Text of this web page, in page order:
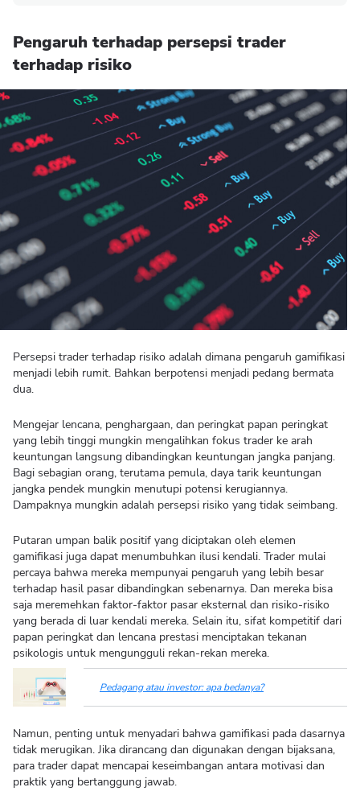
Pengaruh terhadap persepsi trader
terhadap risiko
Persepsi trader terhadap risiko adalah dimana pengaruh gamifikasi
menjadi lebih rumit. Bahkan berpotensi menjadi pedang bermata
dua.
Mengejar lencana, penghargaan, dan peringkat papan peringkat
yang lebih tinggi mungkin mengalihkan fokus trader ke arah
keuntungan langsung dibandingkan keuntungan jangka panjang.
Bagi sebagian orang, terutama pemula, daya tarik keuntungan
jangka pendek mungkin menutupi potensi kerugiannya.
Dampaknya mungkin adalah persepsi risiko yang tidak seimbang.
Putaran umpan balik positif yang diciptakan oleh elemen
gamifikasi juga dapat menumbuhkan ilusi kendali. Trader mulai
percaya bahwa mereka mempunyai pengaruh yang lebih besar
terhadap hasil pasar dibandingkan sebenarnya. Dan mereka bisa
saja meremehkan faktor-faktor pasar eksternal dan risiko-risiko
yang berada di luar kendali mereka. Selain itu, sifat kompetitif dari
papan peringkat dan lencana prestasi menciptakan tekanan
psikologis untuk mengungguli rekan-rekan mereka.
Pedagang atau investor: apa bedanya?
Namun, penting untuk menyadari bahwa gamifikasi pada dasarnya
tidak merugikan. Jika dirancang dan digunakan dengan bijaksana,
para trader dapat mencapai keseimbangan antara motivasi dan
praktik yang bertanggung jawab.